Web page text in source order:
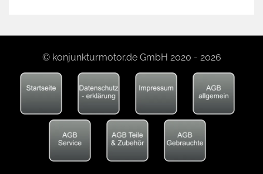
© konjunkturmotor.de GmbH 2020 - 2026